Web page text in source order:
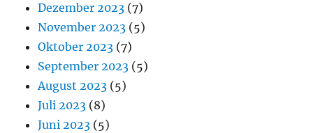
Dezember 2023 (7)
November 2023 (5)
Oktober 2023 (7)
September 2023 (5)
August 2023 (5)
Juli 2023 (8)
Juni 2023 (5)